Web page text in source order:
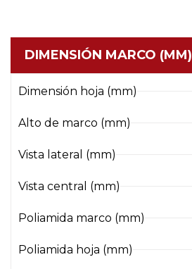
DIMENSIÓN MARCO (MM)
Dimensión hoja (mm)
Alto de marco (mm)
Vista lateral (mm)
Vista central (mm)
Poliamida marco (mm)
Poliamida hoja (mm)